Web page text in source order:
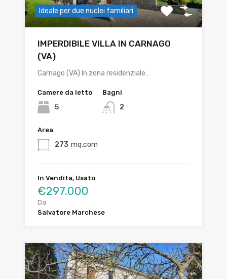
Ideale per due nuclei familiari
IMPERDIBILE VILLA IN CARNAGO
(VA)
Carnago (VA) In zona residenziale…
Camere da letto
5
Bagni
2
Area
273 mq.com
In Vendita, Usato
€297.000
Da
Salvatore Marchese